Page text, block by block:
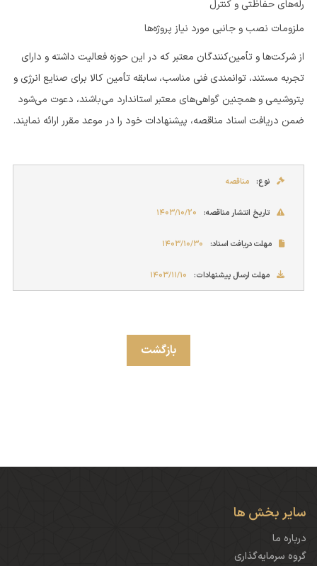
رله‌های حفاظتی و کنترل
ملزومات نصب و جانبی مورد نیاز پروژه‌ها
از شرکت‌ها و تأمین‌کنندگان معتبر که در این حوزه فعالیت داشته و دارای
تجربه مستند، توانمندی فنی مناسب، سابقه تأمین کالا برای صنایع انرژی و
پتروشیمی و همچنین گواهی‌های معتبر استاندارد می‌باشند، دعوت می‌شود
ضمن دریافت اسناد مناقصه، پیشنهادات خود را در موعد مقرر ارائه نمایند.
نوع: مناقصه
تاریخ انتشار مناقصه: ۱۴۰۳/۱۰/2۰
مهلت دریافت اسناد: ۱۴۰۳/۱۰/۳۰
مهلت ارسال پیشنهادات: ۱۴۰۳/۱۱/۱۰
بازگشت
سایر بخش ها
درباره ما
گروه سرمایه‌گذاری